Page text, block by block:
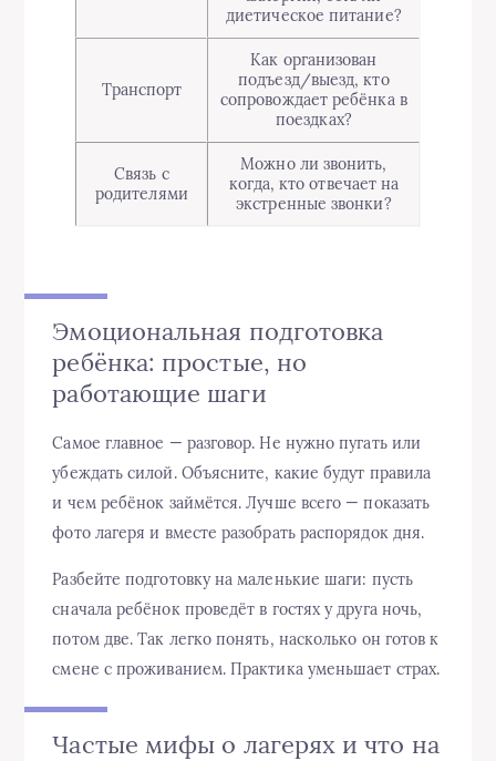
диетическое питание?
Транспорт
Как организован
подъезд/выезд, кто
сопровождает ребёнка в
поездках?
Связь с
родителями
Можно ли звонить,
когда, кто отвечает на
экстренные звонки?
Эмоциональная подготовка
ребёнка: простые, но
работающие шаги
Самое главное — разговор. Не нужно пугать или
убеждать силой. Объясните, какие будут правила
и чем ребёнок займётся. Лучше всего — показать
фото лагеря и вместе разобрать распорядок дня.
Разбейте подготовку на маленькие шаги: пусть
сначала ребёнок проведёт в гостях у друга ночь,
потом две. Так легко понять, насколько он готов к
смене с проживанием. Практика уменьшает страх.
Частые мифы о лагерях и что на